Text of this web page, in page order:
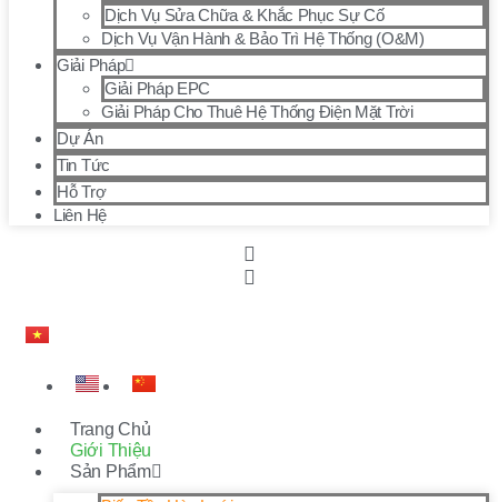
Dịch Vụ Sửa Chữa & Khắc Phục Sự Cố
Dịch Vụ Vận Hành & Bảo Trì Hệ Thống (O&M)
Giải Pháp
Giải Pháp EPC
Giải Pháp Cho Thuê Hệ Thống Điện Mặt Trời
Dự Án
Tin Tức
Hỗ Trợ
Liên Hệ
Trang Chủ
Giới Thiệu
Sản Phẩm